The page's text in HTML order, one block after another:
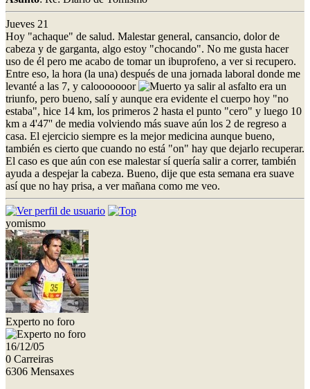
Jueves 21
Hoy "achaque" de salud. Malestar general, cansancio, dolor de
cabeza y de garganta, algo estoy "chocando". No me gusta hacer
uso de él pero me acabo de tomar un ibuprofeno, a ver si recupero.
Entre eso, la hora (la una) después de una jornada laboral donde me
levanté a las 7, y calooooooor
ya salir al asfalto era un
triunfo, pero bueno, salí y aunque era evidente el cuerpo hoy "no
estaba", hice 14 km, los primeros 2 hasta el punto "cero" y luego 10
km a 4'47'' de media volviendo más suave aún los 2 de regreso a
casa. El ejercicio siempre es la mejor medicina aunque bueno,
también es cierto que cuando no está "on" hay que dejarlo recuperar.
El caso es que aún con ese malestar sí quería salir a correr, también
ayuda a despejar la cabeza. Bueno, dije que esta semana era suave
así que no hay prisa, a ver mañana como me veo.
yomismo
Experto no foro
16/12/05
0 Carreiras
6306 Mensaxes